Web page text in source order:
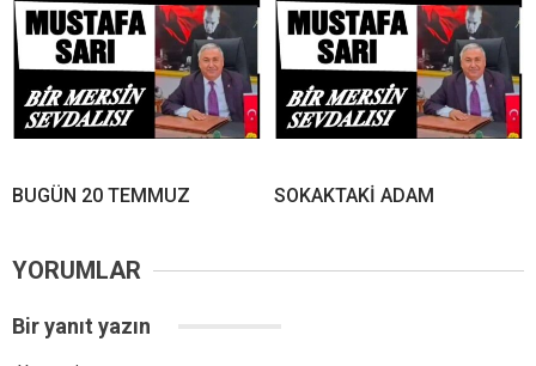
BUGÜN 20 TEMMUZ SOKAKTAKİ ADAM
YORUMLAR
Bir yanıt yazın